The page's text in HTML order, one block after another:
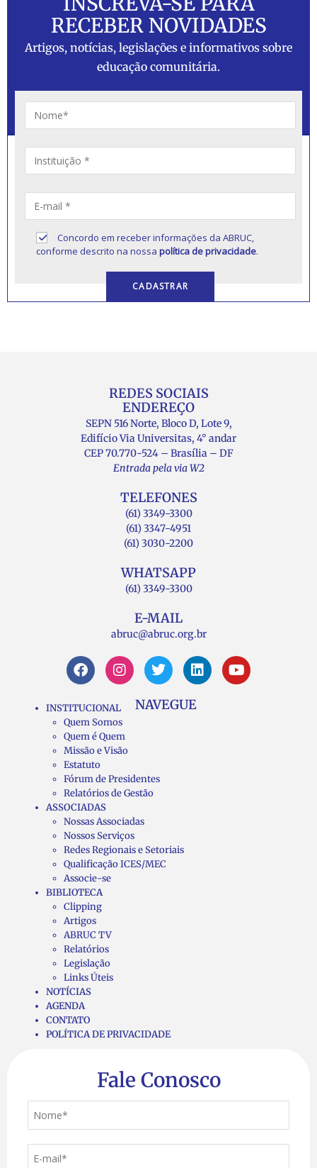
RECEBER NOVIDADES
Artigos, notícias, legislações e informativos sobre
educação comunitária.
Concordo em receber informações da ABRUC,
conforme descrito na nossapolítica de privacidade.
REDES SOCIAIS
ENDEREÇO
SEPN 516 Norte, Bloco D, Lote 9,
Edifício Via Universitas, 4° andar
CEP 70.770-524 – Brasília – DF
Entrada pela via W2
TELEFONES
(61) 3349-3300
(61) 3347-4951
(61) 3030-2200
WHATSAPP
(61) 3349-3300
E-MAIL
abruc@abruc.org.br
NAVEGUE
INSTITUCIONAL
Quem Somos
Quem é Quem
Missão e Visão
Estatuto
Fórum de Presidentes
Relatórios de Gestão
ASSOCIADAS
Nossas Associadas
Nossos Serviços
Redes Regionais e Setoriais
Qualificação ICES/MEC
Associe-se
BIBLIOTECA
Clipping
Artigos
ABRUC TV
Relatórios
Legislação
Links Úteis
NOTÍCIAS
AGENDA
CONTATO
POLÍTICA DE PRIVACIDADE
Fale Conosco